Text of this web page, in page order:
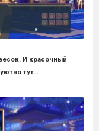
И красочный
тут…